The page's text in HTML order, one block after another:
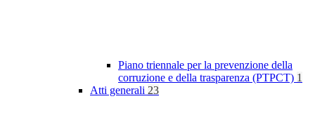
Piano triennale per la prevenzione della
corruzione e della trasparenza (PTPCT) 1
Atti generali 23